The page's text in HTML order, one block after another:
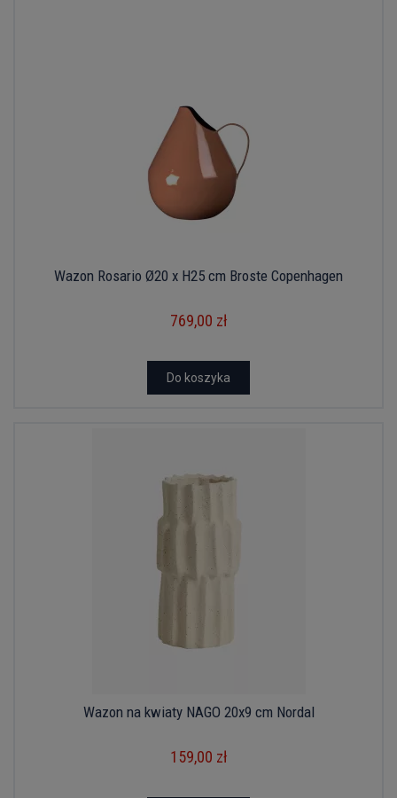
Wazon Rosario Ø20 x H25 cm Broste Copenhagen
769,00 zł
Do koszyka
Wazon na kwiaty NAGO 20x9 cm Nordal
159,00 zł